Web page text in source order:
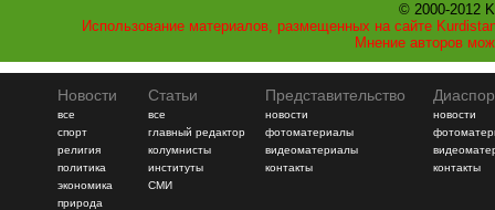
© 2000-2012
Использование материалов, размещенных на сайте
Мнение авторов
Новости
все
спорт
религия
политика
экономика
природа
Статьи
все
главный редактор
колумнисты
институты
СМИ
Представительство
новости
фотоматериалы
видеоматериалы
контакты
новости
контакты